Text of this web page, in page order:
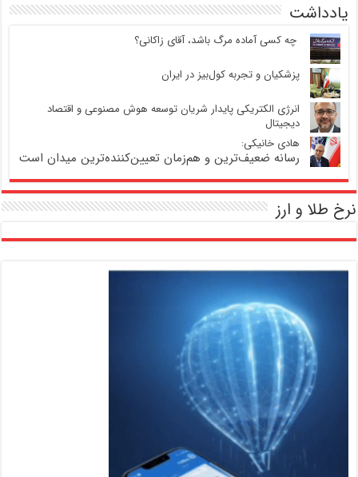
یادداشت
‍ چه کسی آماده مرگ باشد، آقای زاکانی؟
پزشکیان و تجربه کول‌بیز در ایران
انرژی الکتریکی پایدار شریان توسعه هوش مصنوعی و اقتصاد
دیجیتال
هادی خانیکی:
رسانه ضعیف‌ترین و هم‌زمان تعیین‌کننده‌ترین میدان است
نرخ طلا و ارز